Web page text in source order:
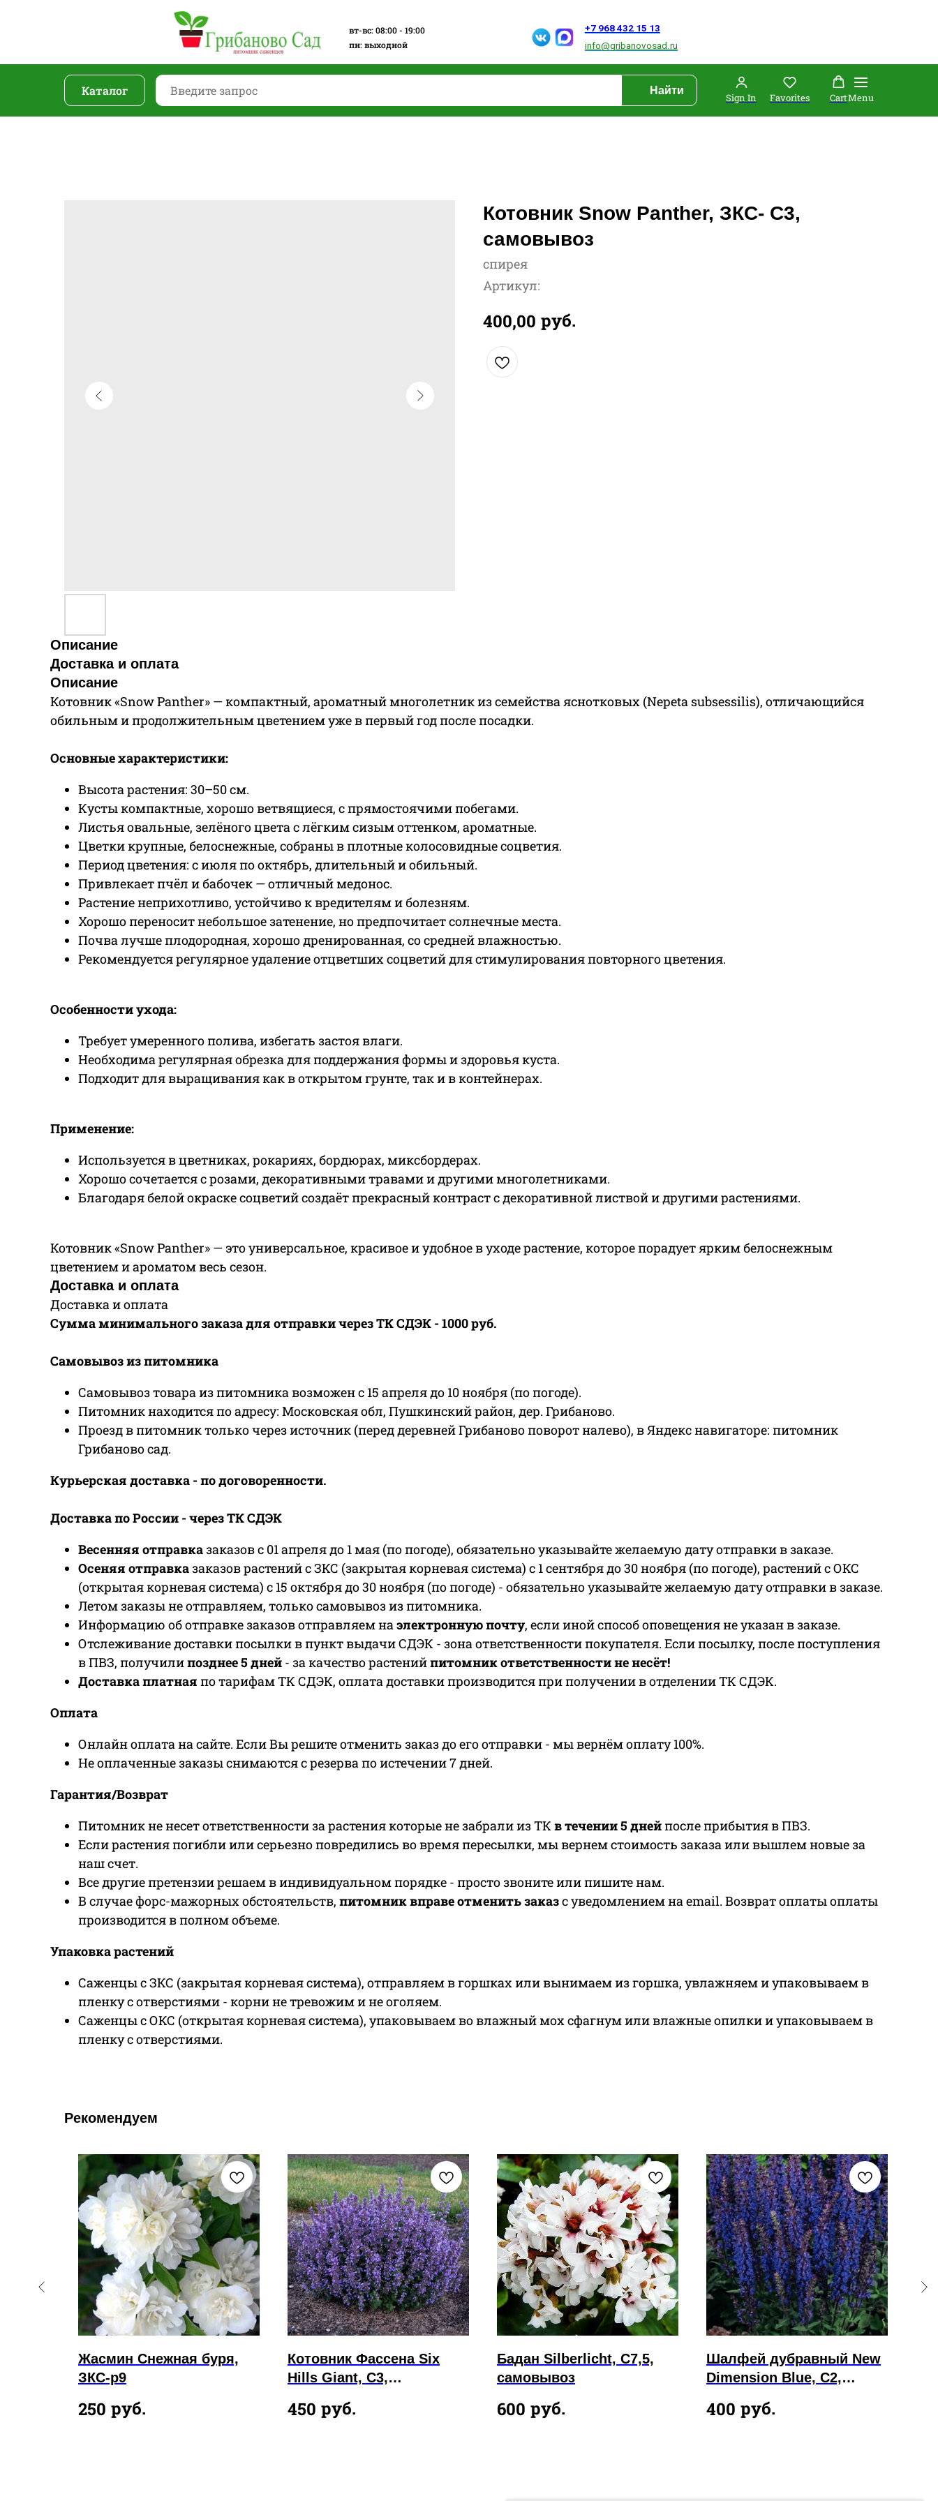
info@gribanovosad.ru
+7 968 432 15 13
вт-вс: 08:00 - 19:00
пн: выходной
Каталог Найти
Sign In Favorites CartMenu
Котовник Snow Panther, ЗКС- C3,
самовывоз
спирея
Артикул:
400,00 руб.
Описание
Доставка и оплата
Описание
Котовник «Snow Panther» — компактный, ароматный многолетник из семейства яснотковых (Nepeta subsessilis), отличающийся
обильным и продолжительным цветением уже в первый год после посадки.
Основные характеристики:
Высота растения: 30–50 см.
Кусты компактные, хорошо ветвящиеся, с прямостоячими побегами.
Листья овальные, зелёного цвета с лёгким сизым оттенком, ароматные.
Цветки крупные, белоснежные, собраны в плотные колосовидные соцветия.
Период цветения: с июля по октябрь, длительный и обильный.
Привлекает пчёл и бабочек — отличный медонос.
Растение неприхотливо, устойчиво к вредителям и болезням.
Хорошо переносит небольшое затенение, но предпочитает солнечные места.
Почва лучше плодородная, хорошо дренированная, со средней влажностью.
Рекомендуется регулярное удаление отцветших соцветий для стимулирования повторного цветения.
Особенности ухода:
Требует умеренного полива, избегать застоя влаги.
Необходима регулярная обрезка для поддержания формы и здоровья куста.
Подходит для выращивания как в открытом грунте, так и в контейнерах.
Применение:
Используется в цветниках, рокариях, бордюрах, миксбордерах.
Хорошо сочетается с розами, декоративными травами и другими многолетниками.
Благодаря белой окраске соцветий создаёт прекрасный контраст с декоративной листвой и другими растениями.
Котовник «Snow Panther» — это универсальное, красивое и удобное в уходе растение, которое порадует ярким белоснежным
цветением и ароматом весь сезон.
Доставка и оплата
Доставка и оплата
Сумма минимального заказа для отправки через ТК СДЭК - 1000 руб.
Самовывоз из питомника
Самовывоз товара из питомника возможен с 15 апреля до 10 ноября (по погоде).
Питомник находится по адресу: Московская обл, Пушкинский район, дер. Грибаново.
Проезд в питомник только через источник (перед деревней Грибаново поворот налево), в Яндекс навигаторе: питомник
Грибаново сад.
Курьерская доставка - по договоренности.
Доставка по России - через ТК СДЭК
Весенняя отправказаказов с 01 апреля до 1 мая (по погоде), обязательно указывайте желаемую дату отправки в заказе.
Осеняя отправказаказов растений с ЗКС (закрытая корневая система) с 1 сентября до 30 ноября (по погоде), растений с ОКС
(открытая корневая система) с 15 октября до 30 ноября (по погоде) - обязательно указывайте желаемую дату отправки в заказе.
Летом заказы не отправляем, только самовывоз из питомника.
Информацию об отправке заказов отправляем наэлектронную почту, если иной способ оповещения не указан в заказе.
Отслеживание доставки посылки в пункт выдачи СДЭК - зона ответственности покупателя. Если посылку, после поступления
в ПВЗ, получилипозднее 5 дней - за качество растенийпитомник ответственности не несёт!
Доставка платная по тарифам ТК СДЭК, оплата доставки производится при получении в отделении ТК СДЭК.
Оплата
Онлайн оплата на сайте. Если Вы решите отменить заказ до его отправки - мы вернём оплату 100%.
Не оплаченные заказы снимаются с резерва по истечении 7 дней.
Гарантия/Возврат
Питомник не несет ответственности за растения которые не забрали из ТКв течении 5 днейпосле прибытия в ПВЗ.
Если растения погибли или серьезно повредились во время пересылки, мы вернем стоимость заказа или вышлем новые за
наш счет.
Все другие претензии решаем в индивидуальном порядке - просто звоните или пишите нам.
В случае форс-мажорных обстоятельств, питомник вправе отменить заказс уведомлением на email. Возврат оплаты оплаты
производится в полном объеме.
Упаковка растений
Саженцы с ЗКС (закрытая корневая система), отправляем в горшках или вынимаем из горшка, увлажняем и упаковываем в
пленку с отверстиями - корни не тревожим и не оголяем.
Саженцы с ОКС (открытая корневая система), упаковываем во влажный мох сфагнум или влажные опилки и упаковываем в
пленку с отверстиями.
Рекомендуем
Жасмин Снежная буря,
ЗКС-p9
250 руб.
Котовник Фассена Six
Hills Giant, С3,
450 руб.
Бадан Silberlicht, С7,5,
самовывоз
600 руб.
Шалфей дубравный New
Dimension Blue, С2,
400 руб.